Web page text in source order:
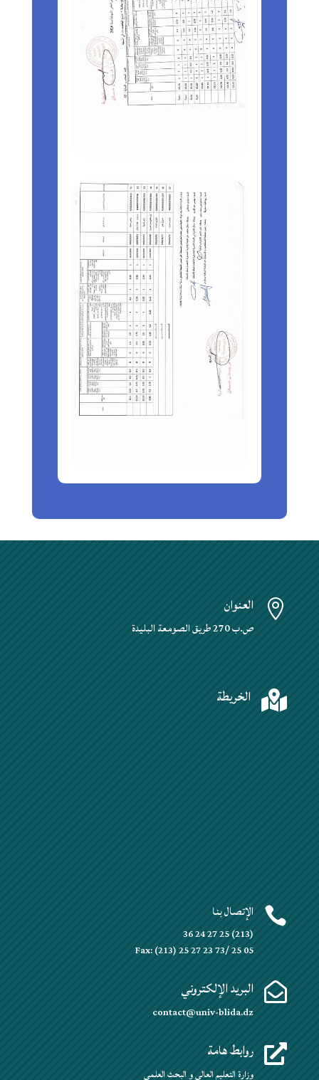
 العنوان
ص.ب 270 طريق الصومعة البليدة
 الخريطة
 الإتصال بنا
(213) 25 27 24 36
Fax: (213) 25 27 23 73/ 25 05
 البريد الإلكتروني
contact@univ-blida.dz
 روابط هامة
وزارة التعليم العالي و البحث العلمي